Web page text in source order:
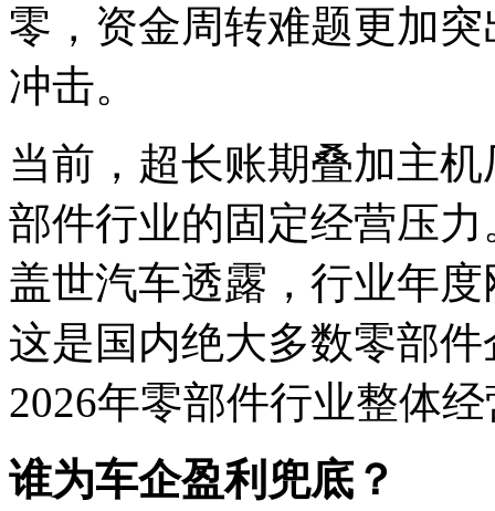
零，资金周转难题更加
冲击。
当前，超长账期叠加主
部件行业的固定经营压
盖世汽车透露，行业年
这是国内绝大多数零部
2026年零部件行业整体
谁为车企盈利 兜底？